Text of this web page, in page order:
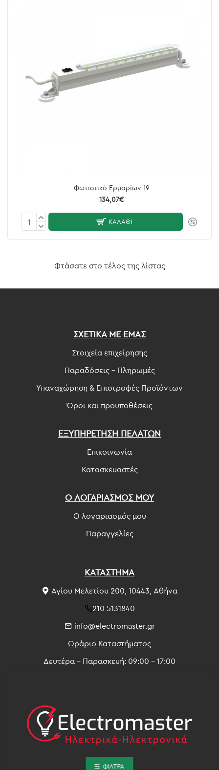
Φωτιστικό Ερμαρίων 19
134,07€
ΚΑΛΆΘΙ
Φτάσατε στο τέλος της λίστας
ΣΧΕΤΙΚΑ ΜΕ ΕΜΑΣ
Στοιχεία επιχείρησης
Παραδόσεις - Πληρωμές
Υπαναχώρηση & Επιστροφές Προϊόντων
Όροι και προυποθέσεις
ΕΞΥΠΗΡΕΤΗΣΗ ΠΕΛΑΤΩΝ
Επικοινωνία
Κατασκευαστές
Ο ΛΟΓΑΡΙΑΣΜΟΣ ΜΟΥ
Ο λογαριασμός μου
Παραγγελίες
ΚΑΤΑΣΤΗΜΑ
Αγίου Μελετίου 200, 10443, Αθήνα
210 5131840
info@electromaster.gr
Ωράριο Καταστήματος
Δευτέρα - Παρασκευή: 09:00 - 17:00
ΦΊΛΤΡΑ